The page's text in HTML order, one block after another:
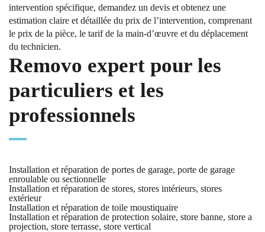
intervention spécifique, demandez un devis et obtenez une
estimation claire et détaillée du prix de l’intervention, comprenant
le prix de la pièce, le tarif de la main-d’œuvre et du déplacement
du technicien.
Removo expert pour les
particuliers et les
professionnels
Installation et réparation de portes de garage, porte de garage
enroulable ou sectionnelle
Installation et réparation de stores, stores intérieurs, stores
extérieur
Installation et réparation de toile moustiquaire
Installation et réparation de protection solaire, store banne, store a
projection, store terrasse, store vertical